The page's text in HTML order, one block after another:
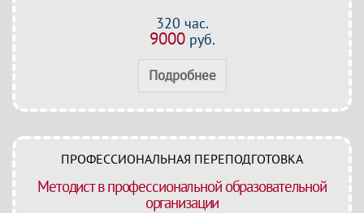
320 час.
9000руб.
Подробнее
ПРОФЕССИОНАЛЬНАЯ ПЕРЕПОДГОТОВКА
Методист в профессиональной образовательной
организации